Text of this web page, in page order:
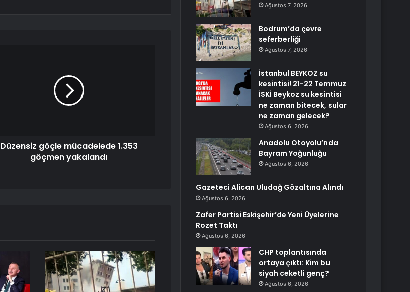
Düzensiz göçle mücadelede 1.353
göçmen yakalandı
Ağustos 7, 2026
Bodrum’da çevre
seferberliği
Ağustos 7, 2026
İstanbul BEYKOZ su
kesintisi! 21-22 Temmuz
İSKİ Beykoz su kesintisi
ne zaman bitecek, sular
ne zaman gelecek?
Ağustos 6, 2026
Anadolu Otoyolu’nda
Bayram Yoğunluğu
Ağustos 6, 2026
Gazeteci Alican Uludağ Gözaltına Alındı
Ağustos 6, 2026
Zafer Partisi Eskişehir’de Yeni Üyelerine
Rozet Taktı
Ağustos 6, 2026
CHP toplantısında
ortaya çıktı: Kim bu
siyah ceketli genç?
Ağustos 6, 2026